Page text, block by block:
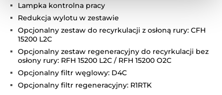
Lampka kontrolna pracy
Redukcja wylotu w zestawie
Opcjonalny zestaw do recyrkulacji z osłoną rury: CFH
15200 L2C
Opcjonalny zestaw regeneracyjny do recyrkulacji bez
osłony rury: RFH 15200 L2C / RFH 15200 O2C
Opcjonalny filtr węglowy: D4C
Opcjonalny filtr regeneracyjny: R1RTK